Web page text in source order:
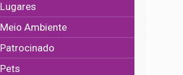
Lugares
Meio Ambiente
Patrocinado
Pets